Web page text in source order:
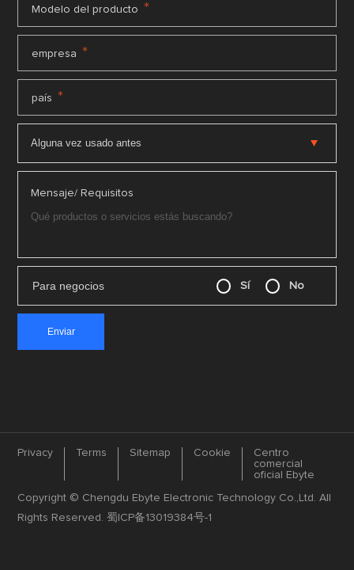
Modelo del producto *
empresa *
país *
Mensaje/ Requisitos
Para negocios Sí No
Privacy Terms Sitemap Cookie
Centro
comercial
oficial Ebyte
Copyright © Chengdu Ebyte Electronic Technology Co.,Ltd. All
Rights Reserved.蜀ICP备13019384号-1